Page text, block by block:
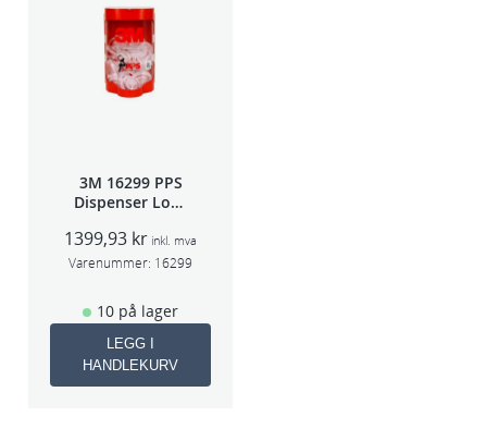
3M 16299 PPS
Dispenser Lokk
Midi)
1399,93 kr inkl. mva
Varenummer: 16299
10 på lager
LEGG I
HANDLEKURV